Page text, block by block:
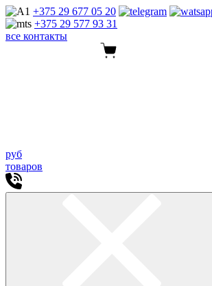
+375 29 677 05 20
+375 29 577 93 31
все контакты
руб
товаров